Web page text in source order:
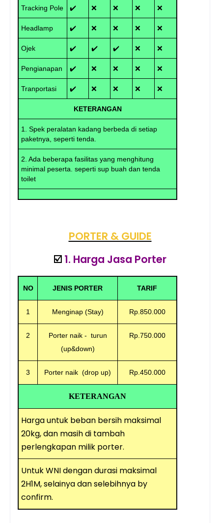
Tracking Pole ✔️ ❌ ❌ ❌ ❌
Headlamp ✔️ ❌ ❌ ❌ ❌
Ojek ✔️ ✔️ ✔️ ❌ ❌
Pengianapan ✔️ ❌ ❌ ❌ ❌
Tranportasi ✔️ ❌ ❌ ❌ ❌
KETERANGAN
1. Spek peralatan kadang berbeda di setiap
paketnya, seperti tenda.
2. Ada beberapa fasilitas yang menghitung
minimal peserta. seperti sup buah dan tenda
toilet
PORTER & GUIDE
☑️ 1. Harga Jasa Porter
NO JENIS PORTER TARIF
1 Menginap (Stay) Rp.850.000
2
Porter naik - turun
(up&down)
Rp.750.000
3 Porter naik (drop up) Rp.450.000
KETERANGAN
Harga untuk beban bersih maksimal
20kg, dan masih di tambah
perlengkapan milik porter.
Untuk WNI dengan durasi maksimal
2H1M, selainya dan selebihnya by
confirm.